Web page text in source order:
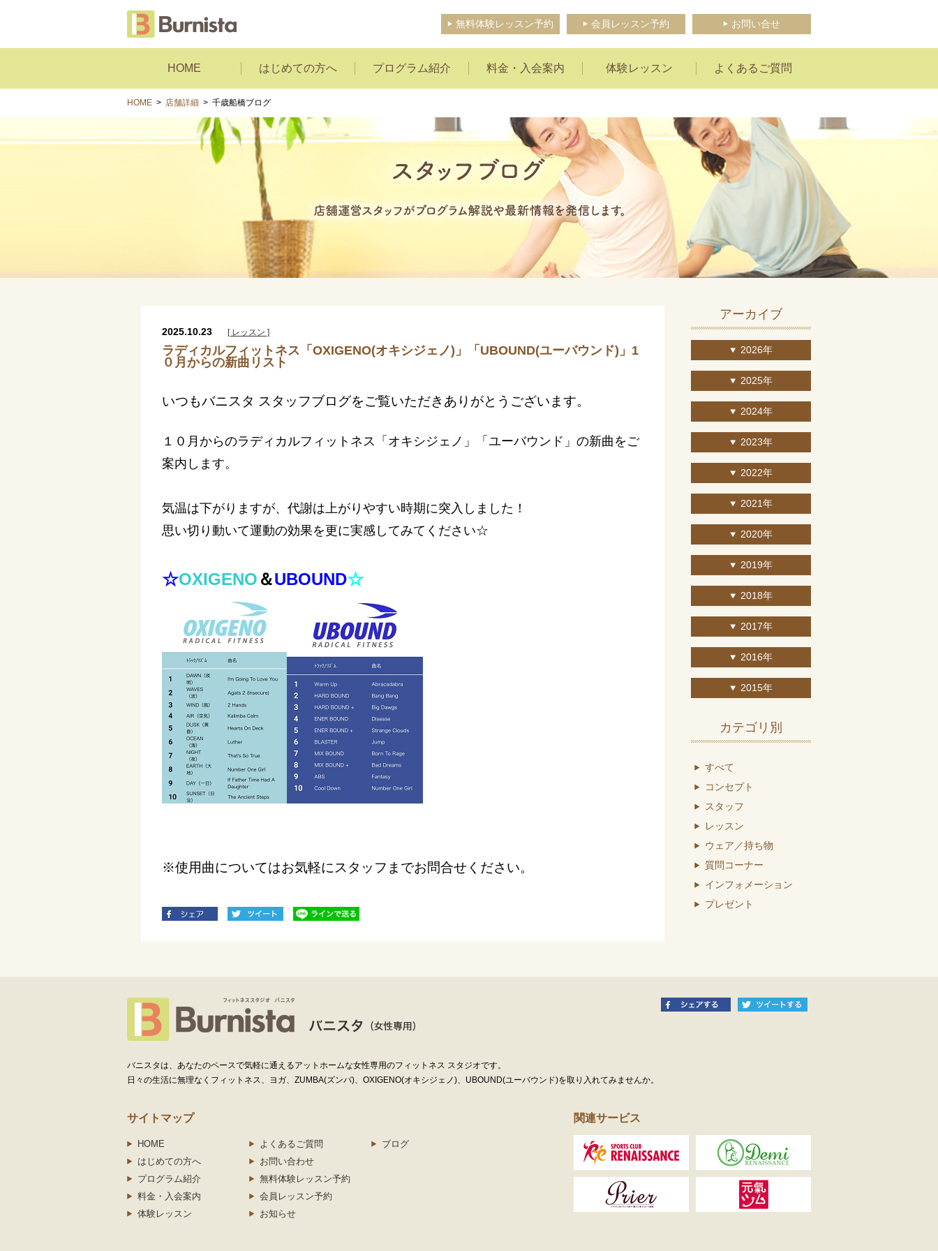
無料体験レッスン予約 会員レッスン予約 お問い合せ
HOME はじめての方へ プログラム紹介 料金・入会案内 体験レッスン よくあるご質問
HOME > 店舗詳細 > 千歳船橋ブログ
2025.10.23 [ レッスン ]
ラディカルフィットネス「OXIGENO(オキシジェノ)」「UBOUND(ユーバウンド)」1
０月からの新曲リスト
いつもバニスタ スタッフブログをご覧いただきありがとうございます。
１０月からのラディカルフィットネス「オキシジェノ」「ユーバウンド」の新曲をご
案内します。
気温は下がりますが、代謝は上がりやすい時期に突入しました！
思い切り動いて運動の効果を更に実感してみてください☆
☆OXIGENO ＆UBOUND☆
※使用曲についてはお気軽にスタッフまでお問合せください。
アーカイブ
2026年
2025年
2024年
2023年
2022年
2021年
2020年
2019年
2018年
2017年
2016年
2015年
カテゴリ別
すべて
コンセプト
スタッフ
レッスン
ウェア／持ち物
質問コーナー
インフォメーション
プレゼント
バニスタは、あなたのペースで気軽に通えるアットホームな女性専用のフィットネス スタジオです。
日々の生活に無理なくフィットネス、ヨガ、ZUMBA(ズンバ)、OXIGENO(オキシジェノ)、UBOUND(ユーバウンド)を取り入れてみませんか。
サイトマップ
HOME
はじめての方へ
プログラム紹介
料金・入会案内
体験レッスン
よくあるご質問
お問い合わせ
無料体験レッスン予約
会員レッスン予約
お知らせ
ブログ
関連サービス